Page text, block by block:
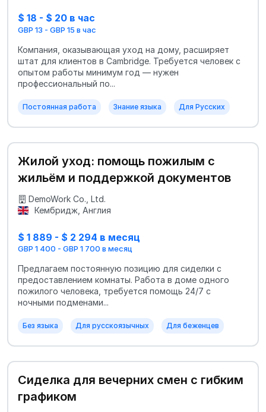
$ 18 - $ 20 в час
GBP 13 - GBP 15 в час
Компания, оказывающая уход на дому, расширяет
штат для клиентов в Cambridge. Требуется человек с
опытом работы минимум год — нужен
профессиональный по...
Постоянная работа Знание языка Для Русских
Жилой уход: помощь пожилым с
жильём и поддержкой документов
DemoWork Co., Ltd.
Кембридж, Англия
$ 1 889 - $ 2 294 в месяц
GBP 1 400 - GBP 1 700 в месяц
Предлагаем постоянную позицию для сиделки с
предоставлением комнаты. Работа в доме одного
пожилого человека, требуется помощь 24/7 с
ночными подменами...
Без языка Для русскоязычных Для беженцев
Сиделка для вечерних смен с гибким
графиком